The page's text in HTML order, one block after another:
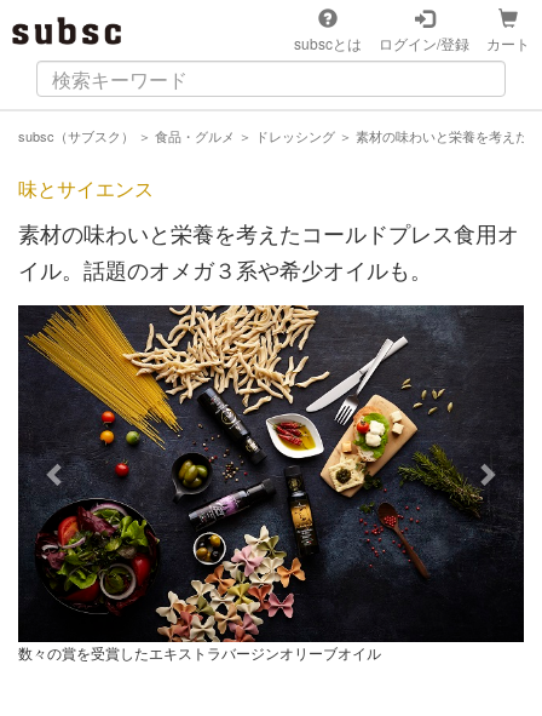
subscとは ログイン/登録 カート
subsc（サブスク） ＞ 食品・グルメ ＞ ドレッシング ＞ 素材の味わいと栄養を考えた
味とサイエンス
素材の味わいと栄養を考えたコールドプレス食用オ
イル。話題のオメガ３系や希少オイルも。
Previous Next
数々の賞を受賞したエキストラバージンオリーブオイル